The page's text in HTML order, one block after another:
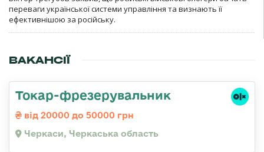
переваги української системи управління та визнають її
ефективнішою за російську.
ВАКАНСІЇ
Токар-фрезерувальник
від 20000 до 50000 грн
Черкаси, Черкаська область